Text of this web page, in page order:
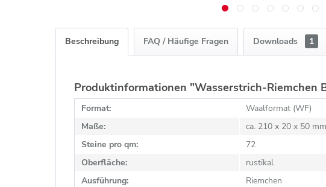
Beschreibung FAQ / Häufige Fragen Downloads 1
Produktinformationen "Wasserstrich-
Format:
Waalformat (WF)
Maße:
ca. 210 x 20 x 50
Steine pro qm:
72
Oberfläche:
rustikal
Ausführung:
Riemchen